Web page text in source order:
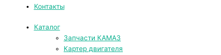
Контакты
Каталог
Запчасти КАМАЗ
Картер двигателя